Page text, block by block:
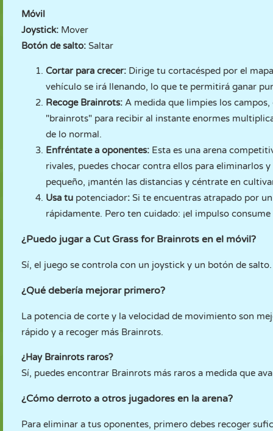
Móvil
Joystick: Mover
Botón de salto: Saltar
Cortar para crecer: Dirige tu cortacésped por el
vehículo se irá llenando, lo que te permitirá ganar
Recoge Brainrots: A medida que limpies los
"brainrots" para recibir al instante enormes
de lo normal.
Enfréntate a oponentes: Esta es una arena
rivales, puedes chocar contra ellos para eliminarlos
pequeño, ¡mantén las distancias y céntrate en
Usa tu potenciador: Si te encuentras atrapado por
rápidamente. Pero ten cuidado: ¡el impulso
¿Puedo jugar a Cut Grass for Brainrots en el móvil?
Sí, el juego se controla con un joystick y un botón de salto.
¿Qué debería mejorar primero?
La potencia de corte y la velocidad de movimiento son
rápido y a recoger más Brainrots.
¿Hay Brainrots raros?
Sí, puedes encontrar Brainrots más raros a medida que
¿Cómo derroto a otros jugadores en la arena?
Para eliminar a tus oponentes, primero debes recoger